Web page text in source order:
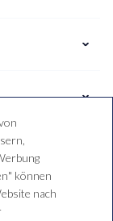
können
nach